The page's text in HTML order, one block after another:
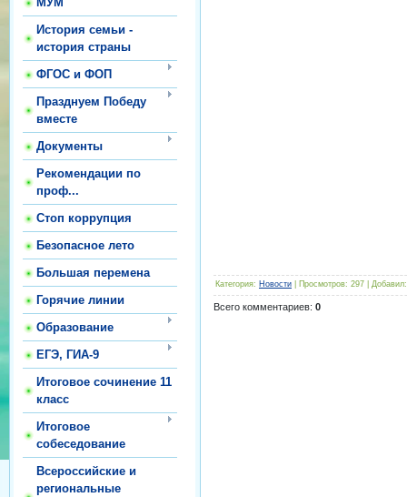
История семьи -
история страны
ФГОС и ФОП
Празднуем Победу
вместе
Документы
Рекомендации по
проф...
Стоп коррупция
Безопасное лето
Большая перемена
Горячие линии
Образование
ЕГЭ, ГИА-9
Итоговое сочинение 11
класс
Итоговое
собеседование
Всероссийские и
региональные
Категория: Новости Просмотров: 297 Добавил:
Всего комментариев: 0